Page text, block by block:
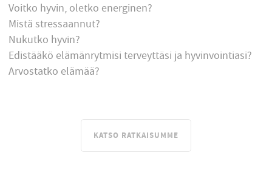
Voitko hyvin, oletko energinen?
Mistä stressaannut?
Nukutko hyvin?
Edistääkö elämänrytmisi terveyttäsi ja hyvinvointiasi?
Arvostatko elämää?
KATSO RATKAISUMME